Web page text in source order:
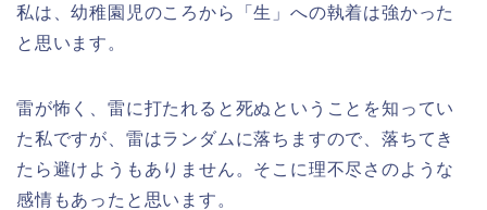
私は、幼稚園児のころから「生」への執着は強かった
と思います。
雷が怖く、雷に打たれると死ぬということを知ってい
た私ですが、雷はランダムに落ちますので、落ちてき
たら避けようもありません。そこに理不尽さのような
感情もあったと思います。